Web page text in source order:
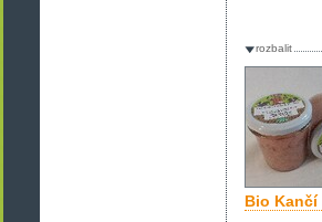
rozbalit
Bio Kančí